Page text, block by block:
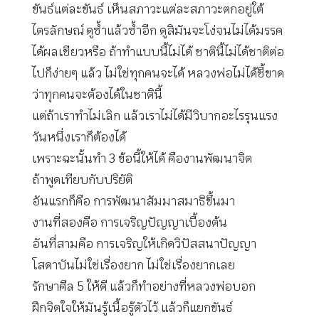
ขันธ์แต่ละขันธ์ เห็นสภาวะแต่ละสภาวะตกอยู่ใต้
ไตรลักษณ์ ดูซ้ำแล้วซ้ำอีก ดูสิมันจะโง่จนไม่ได้มรรค
ได้ผลเชียวหรือ ถ้าทำแบบนี้ไม่ได้ ชาตินี้ไม่ได้ชาติต่อ
ไปก็ง่ายๆ แล้ว ไม่ใช่ทุกคนจะได้ หลวงพ่อไม่ได้ชี้ขาด
ว่าทุกคนจะต้องได้ในชาตินี้
แต่ถ้าเราทำไม่เลิก แล้วเราไม่ได้มีวิบากอะไรรุนแรง
วันหนึ่งเราก็ต้องได้
เพราะฉะนั้นทำ 3 ข้อนี้ให้ได้ คืองานพัฒนาจิต
ถ้าพูดเทียบกับปริยัติ
อันแรกก็คือ การพัฒนาสัมมาสมาธิขึ้นมา
งานที่สองคือ การเจริญปัญญาเบื้องต้น
อันที่สามคือ การเจริญให้เกิดวิปัสสนาปัญญา
โสดาบันไม่ใช่เรื่องยาก ไม่ใช่เรื่องยากเลย
รักษาศีล 5 ให้ดี แล้วก็ทำอย่างที่หลวงพ่อบอก
ฝึกจิตใจให้มันรู้เนื้อรู้ตัวไว้ แล้วก็แยกขันธ์